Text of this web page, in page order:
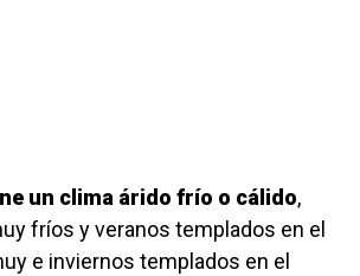
un clima árido frío o cálido,
fríos y veranos templados en el
e inviernos templados en el